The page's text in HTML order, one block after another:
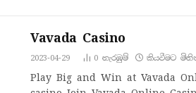
Vavada Casino
2023-04-29 0නැරඹු​ම් කියවීමට
Play Big and Win at Vavada